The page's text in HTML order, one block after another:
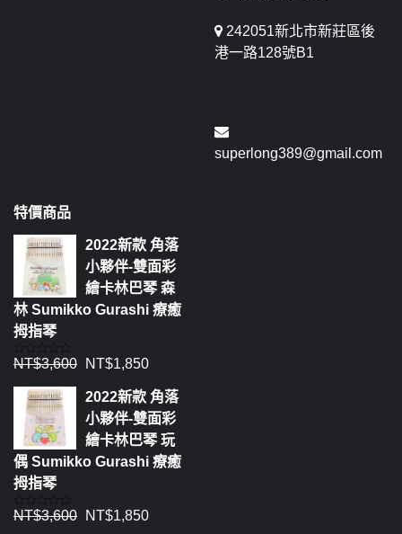
242051新北市新莊區後
港一路128號B1
superlong389@gmail.com
特價商品
2022新款 角落
小夥伴-雙面彩
繪卡林巴琴 森
林 Sumikko Gurashi 療癒
拇指琴
評
0
NT$3,600 NT$1,850
2022新款 角落
小夥伴-雙面彩
繪卡林巴琴 玩
偶 Sumikko Gurashi 療癒
拇指琴
評
NT$3,600 NT$1,850